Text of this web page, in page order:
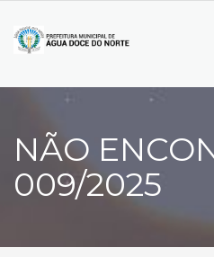
NÃO
009/2025